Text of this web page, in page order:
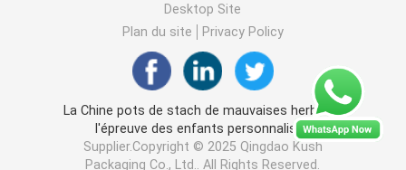
Seringue en verre Luer Lock
Emballage de la cartouche vape
Desktop Site
Plan du site
Privacy Policy
La Chine pots de stach de mauvaises herbes à
l'épreuve des enfants personnalisés
Supplier.Copyright © 2025 Qingdao Kush
Packaging Co., Ltd.. All Rights Reserved.